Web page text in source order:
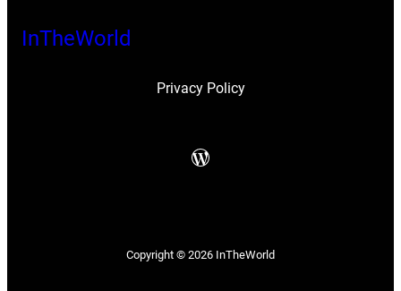
InTheWorld
Privacy Policy
WordPress
Copyright © 2026 InTheWorld